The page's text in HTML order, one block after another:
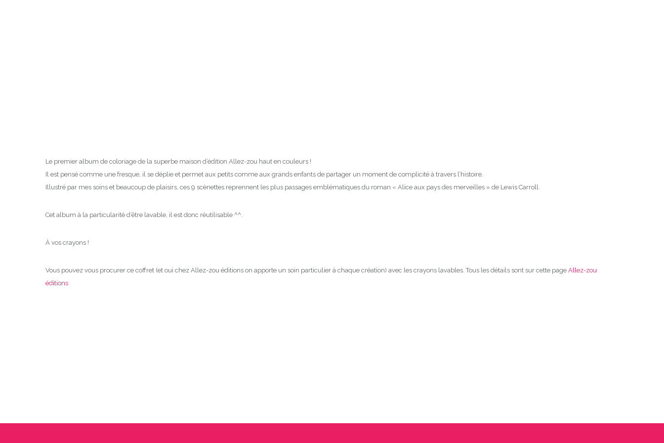
Le premier album de coloriage de la superbe maison d’édition Allez-zou haut en couleurs !
Il est pensé comme une fresque, il se déplie et permet aux petits comme aux grands enfants de partager un moment de complicité à travers l’histoire.
Illustré par mes soins et beaucoup de plaisirs, ces 9 scènettes reprennent les plus passages emblématiques du roman « Alice aux pays des merveilles » de Lewis Carroll.
Cet album à la particularité d’être lavable, il est donc réutilisable ^^.
À vos crayons !
Vous pouvez vous procurer ce coffret (et oui chez Allez-zou éditions on apporte un soin particulier à chaque création) avec les crayons lavables. Tous les détails sont sur cette page Allez-zou
éditions